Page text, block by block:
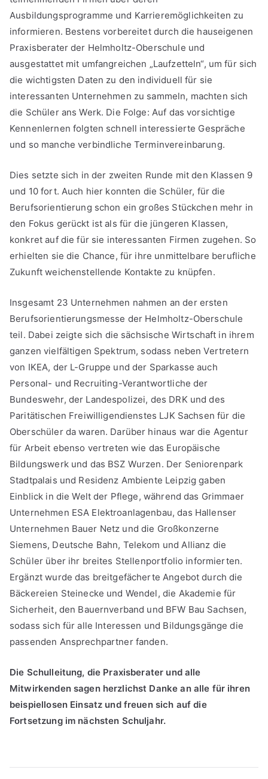
Ausbildungsprogramme und Karrieremöglichkeiten zu
informieren. Bestens vorbereitet durch die hauseigenen
Praxisberater der Helmholtz-Oberschule und
ausgestattet mit umfangreichen „Laufzetteln“, um für sich
die wichtigsten Daten zu den individuell für sie
interessanten Unternehmen zu sammeln, machten sich
die Schüler ans Werk. Die Folge: Auf das vorsichtige
Kennenlernen folgten schnell interessierte Gespräche
und so manche verbindliche Terminvereinbarung.
Dies setzte sich in der zweiten Runde mit den Klassen 9
und 10 fort. Auch hier konnten die Schüler, für die
Berufsorientierung schon ein großes Stückchen mehr in
den Fokus gerückt ist als für die jüngeren Klassen,
konkret auf die für sie interessanten Firmen zugehen. So
erhielten sie die Chance, für ihre unmittelbare berufliche
Zukunft weichenstellende Kontakte zu knüpfen.
Insgesamt 23 Unternehmen nahmen an der ersten
Berufsorientierungsmesse der Helmholtz-Oberschule
teil. Dabei zeigte sich die sächsische Wirtschaft in ihrem
ganzen vielfältigen Spektrum, sodass neben Vertretern
von IKEA, der L-Gruppe und der Sparkasse auch
Personal- und Recruiting-Verantwortliche der
Bundeswehr, der Landespolizei, des DRK und des
Paritätischen Freiwilligendienstes LJK Sachsen für die
Oberschüler da waren. Darüber hinaus war die Agentur
für Arbeit ebenso vertreten wie das Europäische
Bildungswerk und das BSZ Wurzen. Der Seniorenpark
Stadtpalais und Residenz Ambiente Leipzig gaben
Einblick in die Welt der Pflege, während das Grimmaer
Unternehmen ESA Elektroanlagenbau, das Hallenser
Unternehmen Bauer Netz und die Großkonzerne
Siemens, Deutsche Bahn, Telekom und Allianz die
Schüler über ihr breites Stellenportfolio informierten.
Ergänzt wurde das breitgefächerte Angebot durch die
Bäckereien Steinecke und Wendel, die Akademie für
Sicherheit, den Bauernverband und BFW Bau Sachsen,
sodass sich für alle Interessen und Bildungsgänge die
passenden Ansprechpartner fanden.
Die Schulleitung, die Praxisberater und alle
Mitwirkenden sagen herzlichst Danke an alle für ihren
beispiellosen Einsatz und freuen sich auf die
Fortsetzung im nächsten Schuljahr.